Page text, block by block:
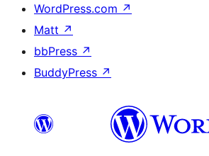
WordPress.com ↗
Matt ↗
bbPress ↗
BuddyPress ↗